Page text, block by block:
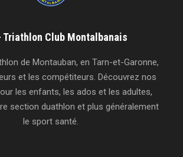
Triathlon Club Montalbanais
de Montauban, en Tarn-et-Garonne,
et les compétiteurs. Découvrez nos
les enfants, les ados et les adultes,
section duathlon et plus généralement
le sport santé.